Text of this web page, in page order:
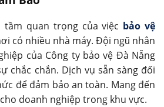
tầm quan trọng của việc bảo vệ
có nhiều nhà máy. Đội ngũ nhân
của Công ty bảo vệ Đà Nẵng
chắc chắn. Dịch vụ sẵn sàng đối
để đảm bảo an toàn. Mang đến
doanh nghiệp trong khu vực.